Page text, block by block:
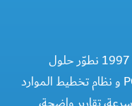
أنظمة محاسبية متكاملة تُدار بثقة من 1997 نطوّر حلول
حسابات ومخازن ونقاط بيع كاشير POS و نظام تخطيط الموارد